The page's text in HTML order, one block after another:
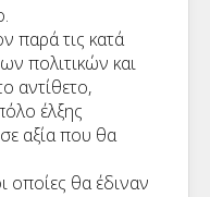
παρά τις κατά
πολιτικών και
αντίθετο,
έλξης
αξία που θα
οποίες θα έδιναν